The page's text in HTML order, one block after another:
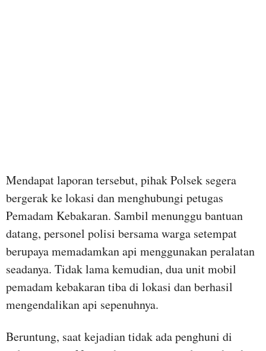
Mendapat laporan tersebut, pihak Polsek segera
bergerak ke lokasi dan menghubungi petugas
Pemadam Kebakaran. Sambil menunggu bantuan
datang, personel polisi bersama warga setempat
berupaya memadamkan api menggunakan peralatan
seadanya. Tidak lama kemudian, dua unit mobil
pemadam kebakaran tiba di lokasi dan berhasil
mengendalikan api sepenuhnya.
Beruntung, saat kejadian tidak ada penghuni di